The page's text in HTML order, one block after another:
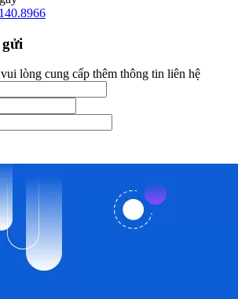
lòng cung cấp thêm thông tin liên hệ